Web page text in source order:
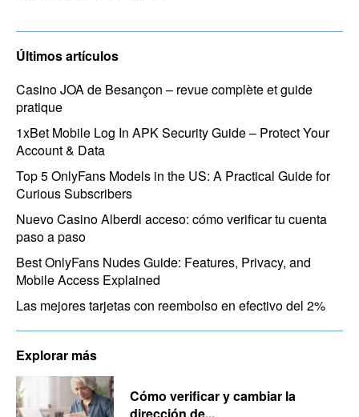
Últimos artículos
Casino JOA de Besançon – revue complète et guide
pratique
1xBet Mobile Log In APK Security Guide – Protect Your
Account & Data
Top 5 OnlyFans Models in the US: A Practical Guide for
Curious Subscribers
Nuevo Casino Alberdi acceso: cómo verificar tu cuenta
paso a paso
Best OnlyFans Nudes Guide: Features, Privacy, and
Mobile Access Explained
Las mejores tarjetas con reembolso en efectivo del 2%
Explorar más
Cómo verificar y cambiar la